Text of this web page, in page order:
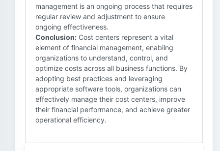
management is an ongoing process that requires
regular review and adjustment to ensure
ongoing effectiveness.
Conclusion: Cost centers represent a vital
element of financial management, enabling
organizations to understand, control, and
optimize costs across all business functions. By
adopting best practices and leveraging
appropriate software tools, organizations can
effectively manage their cost centers, improve
their financial performance, and achieve greater
operational efficiency.